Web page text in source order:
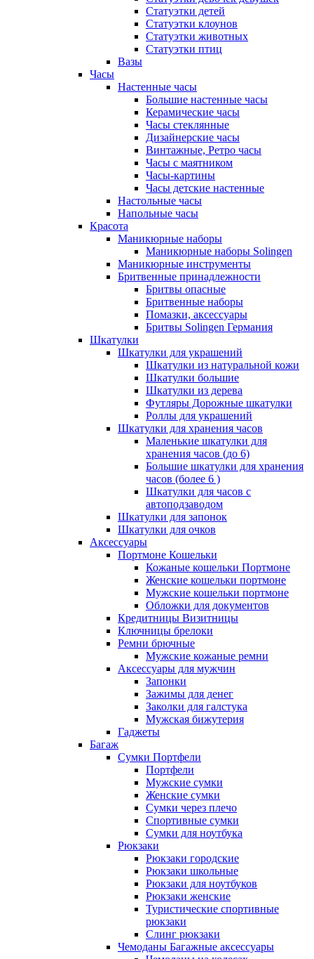
Статуэтки детей
Статуэтки клоунов
Статуэтки животных
Статуэтки птиц
Вазы
Часы
Настенные часы
Большие настенные часы
Керамические часы
Часы стеклянные
Дизайнерские часы
Винтажные, Ретро часы
Часы с маятником
Часы-картины
Часы детские настенные
Настольные часы
Напольные часы
Красота
Маникюрные наборы
Маникюрные наборы Solingen
Маникюрные инструменты
Бритвенные принадлежности
Бритвы опасные
Бритвенные наборы
Помазки, аксессуары
Бритвы Solingen Германия
Шкатулки
Шкатулки для украшений
Шкатулки из натуральной кожи
Шкатулки большие
Шкатулки из дерева
Футляры Дорожные шкатулки
Роллы для украшений
Шкатулки для хранения часов
Маленькие шкатулки для
хранения часов (до 6)
Большие шкатулки для хранения
часов (более 6 )
Шкатулки для часов с
автоподзаводом
Шкатулки для запонок
Шкатулки для очков
Аксессуары
Портмоне Кошельки
Кожаные кошельки Портмоне
Женские кошельки портмоне
Мужские кошельки портмоне
Обложки для документов
Кредитницы Визитницы
Ключницы брелоки
Ремни брючные
Мужские кожаные ремни
Аксессуары для мужчин
Запонки
Зажимы для денег
Заколки для галстука
Мужская бижутерия
Гаджеты
Багаж
Сумки Портфели
Портфели
Мужские сумки
Женские сумки
Сумки через плечо
Спортивные сумки
Сумки для ноутбука
Рюкзаки
Рюкзаки городские
Рюкзаки школьные
Рюкзаки для ноутбуков
Рюкзаки женские
Туристические спортивные
рюкзаки
Слинг рюкзаки
Чемоданы Багажные аксессуары